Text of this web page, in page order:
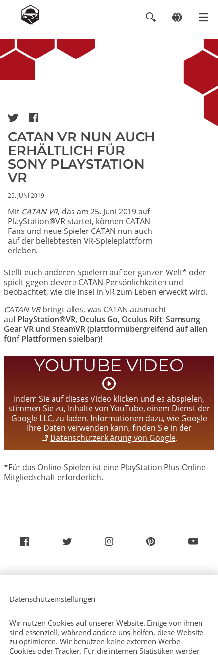
Datenschutzeinstellungen
Wir nutzen Cookies auf unserer Website. Einige von ihnen
sind essenziell, während andere uns helfen, diese Website
zu optimieren. Wir benutzen keine externen Werbe-
Cookies oder Tracker. Für die internen Statistiken werden
CATAN VR NUN AUCH
ERHÄLTLICH FÜR
SONY PLAYSTATION
VR
25. JUNI 2019
Mit CATAN VR, das am 25. Juni 2019 auf
PlayStation®VR startet, können CATAN
Fans und neue Spieler CATAN nun auch
auf der beliebtesten VR-Spieleplattform
erleben.
Stellt euch anderen Spielern auf der ganzen Welt* oder
spielt gegen clevere CATAN-Persönlichkeiten und
beobachtet, wie die Insel in VR zum Leben erweckt wird.
CATAN VRbringt alles, was CATAN ausmacht
aufPlayStation®VR, Oculus Go, Oculus Rift, Samsung
Gear VR und SteamVR (plattformübergreifend auf allen
fünf Plattformen spielbar)!
YOUTUBE VIDEO
Video
starten
Indem Sie auf dieses Video klicken und es abspielen,
stimmen Sie zu, Inhalte von YouTube, einem Dienst der
Google LLC, zu laden. Informationen dazu, wie Google
Ihre Daten verwenden kann, finden Sie in der
Datenschutzerklärung von Google.
*Für das Online-Spielen ist eine PlayStation Plus-Online-
Mitgliedschaft erforderlich.
Sitemap